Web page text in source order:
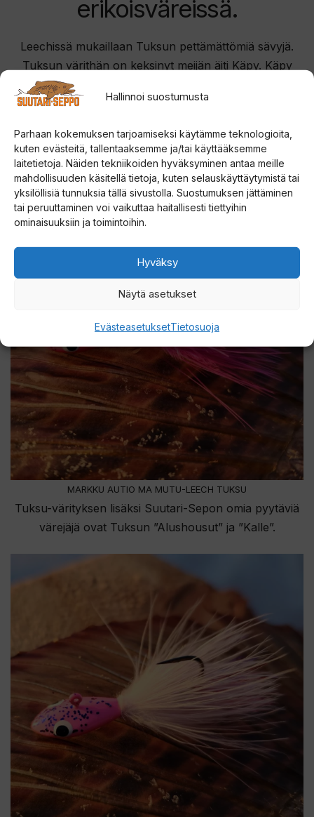
Hallinnoi suostumusta
Parhaan kokemuksen tarjoamiseksi käytämme teknologioita,
kuten evästeitä, tallentaaksemme ja/tai käyttääksemme
laitetietoja. Näiden tekniikoiden hyväksyminen antaa meille
mahdollisuuden käsitellä tietoja, kuten selauskäyttäytymistä tai
yksilöllisiä tunnuksia tällä sivustolla. Suostumuksen jättäminen
tai peruuttaminen voi vaikuttaa haitallisesti tiettyihin
ominaisuuksiin ja toimintoihin.
Hyväksy
Näytä asetukset
EvästeasetuksetTietosuoja
erikoisväreissä.
Leechissä mukaillaan Tuksun pettämättömiä sävyjä.
Tuksun värithän on keksinyt meijän äiti Käpy. Käpy
suunnitteli kauniin sinisen ja pinkin yhdistelmän jo
vuosia sitten. Tämä sävyjen harmonia tuntuu
laajentaneet Tuksu tuoteperhettä myös Leechien
maailmaan.
MARKKU AUTIO MA MUTU-LEECH TUKSU
Tuksu-värityksen lisäksi Suutari-Sepon omia pyytäviä
värejäjä ovat Tuksun ”Alushousut” ja ”Kalle”.